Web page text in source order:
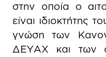
στην οποία ο
είναι ιδιοκτήτης
γνώση των
ΔΕΥΑΧ και των